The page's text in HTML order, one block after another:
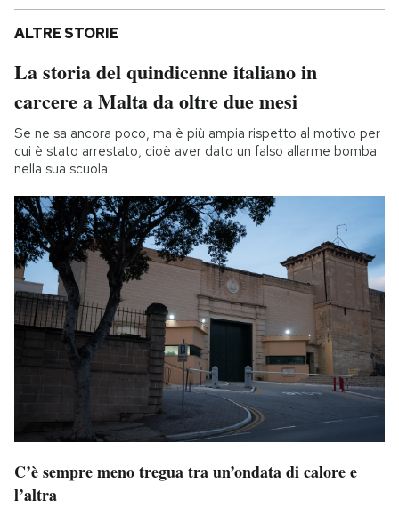
ALTRE STORIE
La storia del quindicenne italiano in
carcere a Malta da oltre due mesi
Se ne sa ancora poco, ma è più ampia rispetto al motivo per
cui è stato arrestato, cioè aver dato un falso allarme bomba
nella sua scuola
C’è sempre meno tregua tra un’ondata di calore e
l’altra